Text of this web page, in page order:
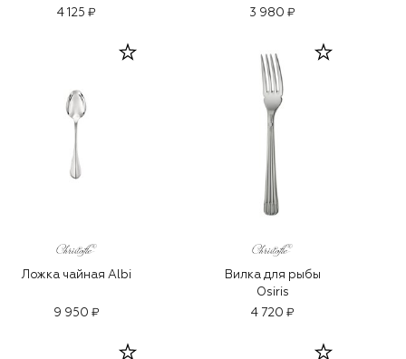
4 125 ₽
3 980 ₽
Ложка чайная Albi
9 950 ₽
Вилка для рыбы
Osiris
4 720 ₽